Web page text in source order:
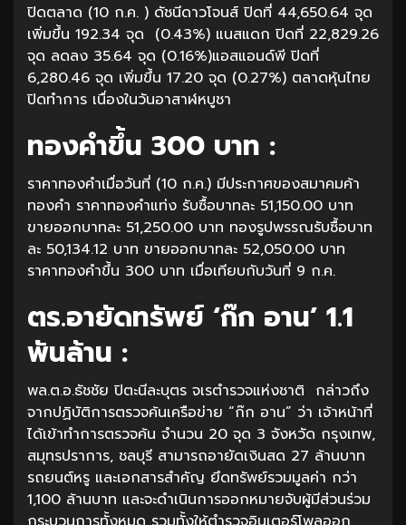
ปิดตลาด (10 ก.ค. ) ดัชนีดาวโจนส์ ปิดที่ 44,650.64 จุด
เพิ่มขึ้น 192.34 จุด (0.43%) แนสแดก ปิดที่ 22,829.26
จุด ลดลง 35.64 จุด (0.16%)แอสแอนด์พี ปิดที่
6,280.46 จุด เพิ่มขึ้น 17.20 จุด (0.27%) ตลาดหุ้นไทย
ปิดทำการ เนื่องในวันอาสาฬหบูชา
ทองคำขึ้น 300 บาท :
ราคาทองคำเมื่อวันที่ (10 ก.ค.) มีประกาศของสมาคมค้า
ทองคำ ราคาทองคำแท่ง รับซื้อบาทละ 51,150.00 บาท
ขายออกบาทละ 51,250.00 บาท ทองรูปพรรณรับซื้อบาท
ละ 50,134.12 บาท ขายออกบาทละ 52,050.00 บาท
ราคาทองคำขึ้น 300 บาท เมื่อเทียบกับวันที่ 9 ก.ค.
ตร.อายัดทรัพย์ ‘ก๊ก อาน’ 1.1
พันล้าน :
พล.ต.อ.ธัชชัย ปิตะนีละบุตร จเรตำรวจแห่งชาติ กล่าวถึง
จากปฏิบัติการตรวจค้นเครือข่าย “ก๊ก อาน” ว่า เจ้าหน้าที่
ได้เข้าทำการตรวจค้น จำนวน 20 จุด 3 จังหวัด กรุงเทพ,
สมุทรปราการ, ชลบุรี สามารถอายัดเงินสด 27 ล้านบาท
รถยนต์หรู และเอกสารสำคัญ ยึดทรัพย์รวมมูลค่า กว่า
1,100 ล้านบาท และจะดำเนินการออกหมายจับผู้มีส่วนร่วม